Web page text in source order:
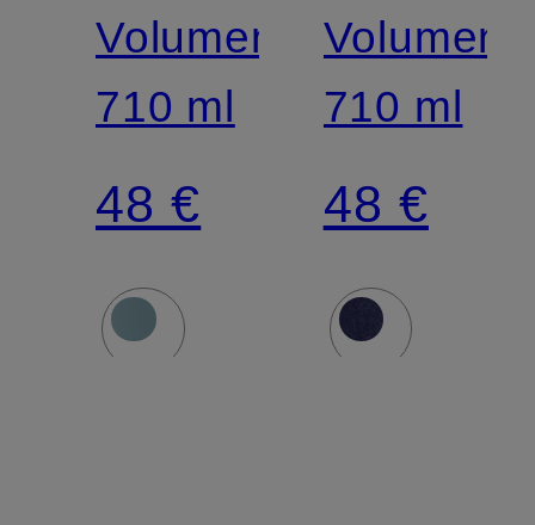
TO
LIFE
Volumen:
710 ml
48 €
TO
LIFE
Volumen:
710 ml
48 €